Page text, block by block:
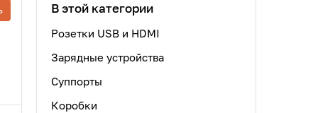
В этой категории
Розетки USB и HDMI
Зарядные устройства
Суппорты
Коробки